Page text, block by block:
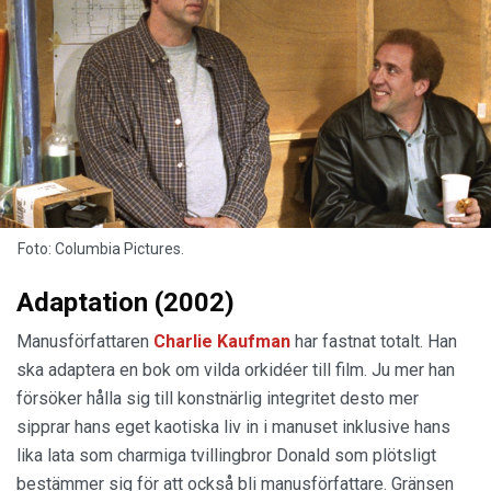
Foto: Columbia Pictures.
Adaptation (2002)
Manusförfattaren Charlie Kaufman har fastnat totalt. Han
ska adaptera en bok om vilda orkidéer till film. Ju mer han
försöker hålla sig till konstnärlig integritet desto mer
sipprar hans eget kaotiska liv in i manuset inklusive hans
lika lata som charmiga tvillingbror Donald som plötsligt
bestämmer sig för att också bli manusförfattare. Gränsen